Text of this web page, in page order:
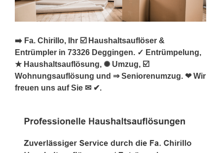
➡️ Fa. Chirillo, Ihr ☑️ Haushaltsauflöser &
Entrümpler in 73326 Deggingen. ✓ Entrümpelung,
★ Haushaltsauflösung, ✺ Umzug, ☑️
Wohnungsauflösung und ⇒ Seniorenumzug. ❤ Wir
freuen uns auf Sie ✉ ✔.